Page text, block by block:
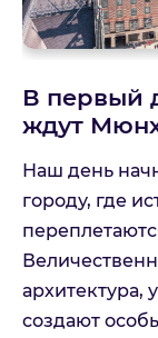
В первый
ждут
Наш день
городу, где
архитектура,
создают